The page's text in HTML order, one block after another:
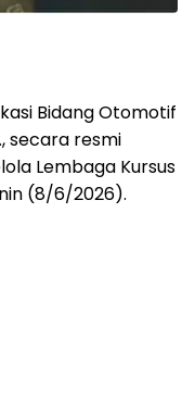
Bidang Otomotif
secara resmi
Lembaga Kursus
(8/6/2026).